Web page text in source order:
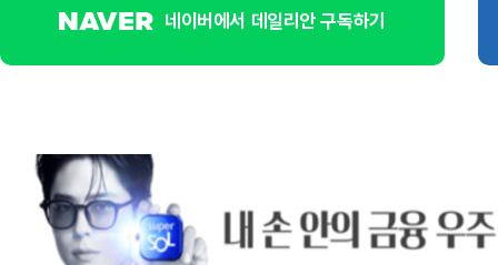
네이버에서 데일리안 구독하기